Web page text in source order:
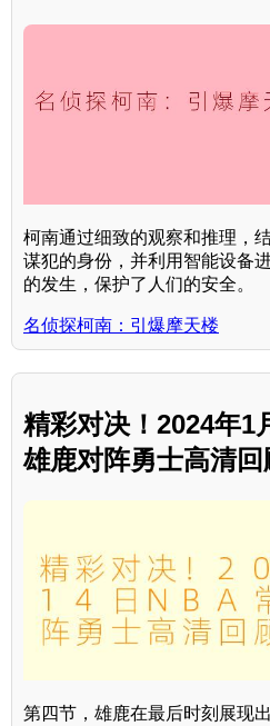
柯南通过细致的观察和推理，
谋犯的身份，并利用智能设备
的发生，保护了人们的安全。
名侦探柯南：引爆摩天楼
精彩对决！2024年1
雄鹿对阵勇士高清回
第四节，雄鹿在最后时刻展现